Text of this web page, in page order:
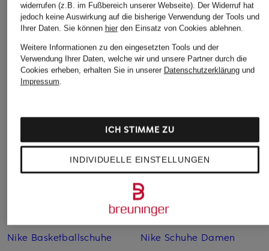
54,99 €
Bestpreis:46,74 €
Ursprünglich: 74,90 €
ab 29,99 €
Bestpreis: 25,49 €
Ursprünglich:
54,99 €
Weitere Kategorien
Nike Basketballschuhe
Nike Schuhe
Nike Schuhe beige
Nike Schuhe Damen
widerrufen (z.B. im Fußbereich unserer Webseite). Der Widerruf hat
jedoch keine Auswirkung auf die bisherige Verwendung der Tools und
Ihrer Daten. Sie können hierden Einsatz von Cookies ablehnen.
Weitere Informationen zu den eingesetzten Tools und der
Verwendung Ihrer Daten, welche wir und unsere Partner durch die
Cookies erheben, erhalten Sie in unserer Datenschutzerklärungund
Impressum.
INDIVIDUELLE EINSTELLUNGEN
ICH STIMME ZU